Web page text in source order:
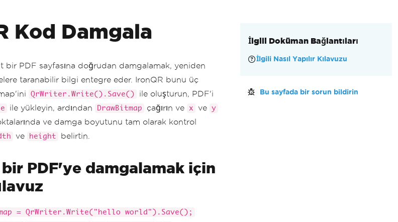
Kod Damgala
bir PDF sayfasına doğrudan damgalamak, yeniden
taranabilir bilgi entegre eder. IronQR bunu üç
QrWriter.Write().Save() ile oluşturun, PDF'i
ile yükleyin, ardından DrawBitmap çağırın ve x ve y
ve damga boyutunu tam olarak kontrol
ve height belirtin.
PDF'ye damgalamak için
= QrWriter.Write("hello world").Save();
İlgili Doküman Bağlantıları
İlgili Nasıl Yapılır Kılavuzu
Bu sayfada bir sorun bildirin